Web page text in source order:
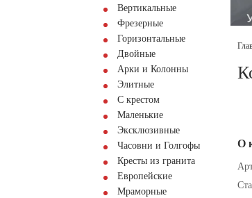
Вертикальные
Фрезерные
Горизонтальные
Двойные
Арки и Колонны
Элитные
С крестом
Маленькие
Эксклюзивные
Часовни и Голгофы
Кресты из гранита
Европейские
Мраморные
О